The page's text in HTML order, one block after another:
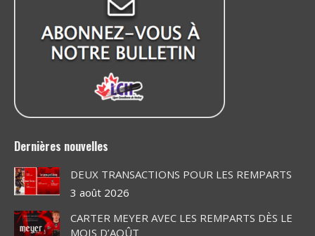
windowwindowwindow
Dernières nouvelles
DEUX TRANSACTIONS POUR LES REMPARTS
3 août 2026
CARTER MEYER AVEC LES REMPARTS DÈS LE
MOIS D’AOÛT